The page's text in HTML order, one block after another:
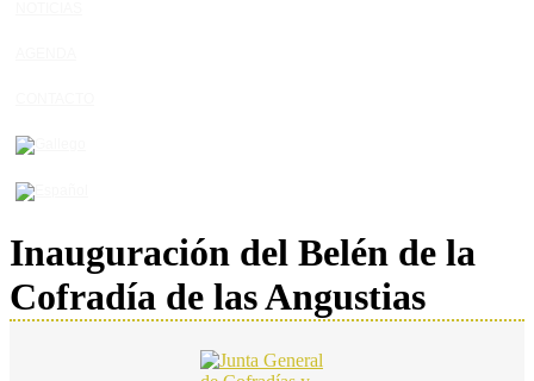
Inauguración del Belén de la
Cofradía de las Angustias